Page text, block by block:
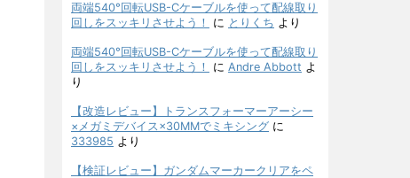
両端540°回転USB-Cケーブルを使って配線取り
回しをスッキリさせよう！
に とりくち より
両端540°回転USB-Cケーブルを使って配線取り
回しをスッキリさせよう！
に Andre Abbott よ
り
【改造レビュー】トランスフォーマーアーシー
×メガミデバイス×30MMでミキシング に
333985 より
【検証レビュー】ガンダムマーカークリアをペ